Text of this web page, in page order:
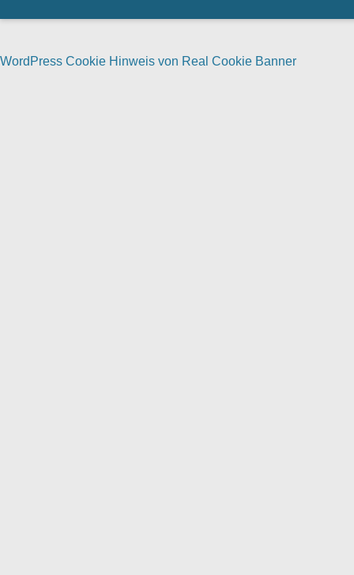
WordPress Cookie Hinweis von Real Cookie Banner